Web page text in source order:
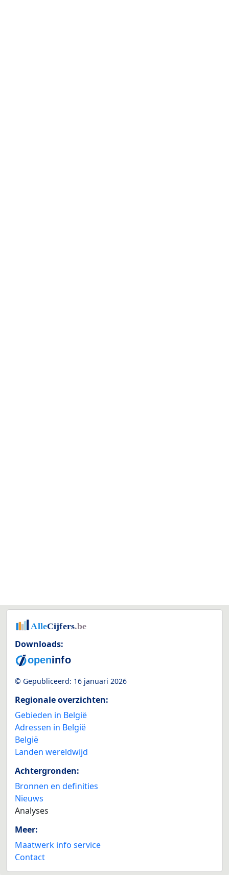
Downloads:
© Gepubliceerd: 16 januari 2026
Regionale overzichten:
Gebieden in België
Adressen in België
België
Landen wereldwijd
Achtergronden:
Bronnen en definities
Nieuws
Analyses
Meer:
Maatwerk info service
Contact